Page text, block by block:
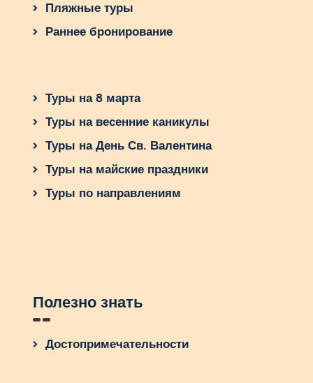
Пляжные туры
Раннее бронирование
Туры на 8 марта
Туры на весенние каникулы
Туры на День Св. Валентина
Туры на майские праздники
Туры по направлениям
Полезно знать
Достопримечательности